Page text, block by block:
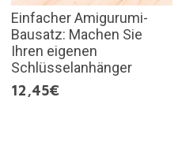
Einfacher Amigurumi-
Bausatz: Machen Sie
Ihren eigenen
Schlüsselanhänger
12,45€